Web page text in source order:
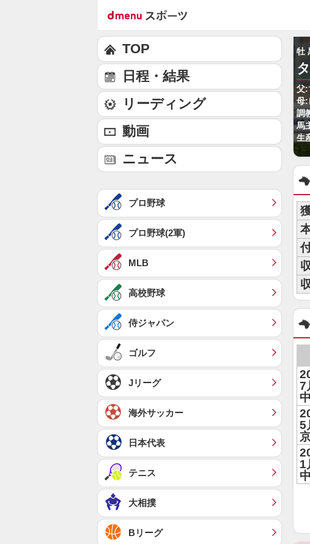
牡
父:
母:
調
馬
生
7
5
1
TOP
日程・結果
リーディング
動画
ニュース
プロ野球
プロ野球(2軍)
MLB
高校野球
侍ジャパン
ゴルフ
Jリーグ
海外サッカー
日本代表
テニス
大相撲
Bリーグ